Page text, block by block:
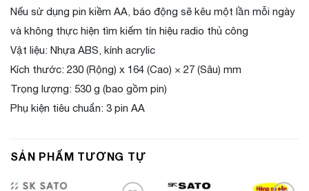
Nếu sử dụng pin kiềm AA, báo động sẽ kêu một lần mỗi ngày
và không thực hiện tìm kiếm tín hiệu radio thủ công
Vật liệu: Nhựa ABS, kính acrylic
Kích thước: 230 (Rộng) x 164 (Cao) × 27 (Sâu) mm
Trọng lượng: 530 g (bao gồm pin)
Phụ kiện tiêu chuẩn: 3 pin AA
SẢN PHẨM TƯƠNG TỰ